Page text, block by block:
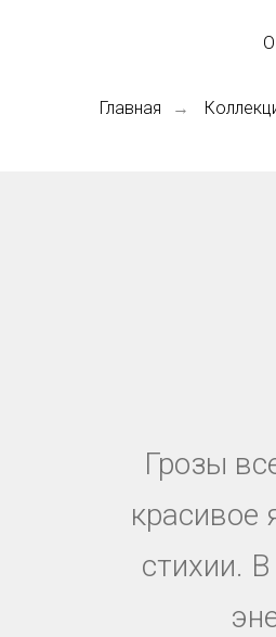
Главная →
Грозы
красивое
стихии.